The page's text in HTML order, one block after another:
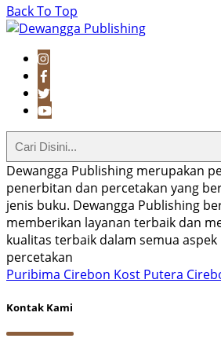
Back To Top
Dewangga Publishing merupakan
penerbitan dan percetakan yang
jenis buku. Dewangga Publishing
memberikan layanan terbaik dan
kualitas terbaik dalam semua
percetakan
Puribima Cirebon Kost Putera
Kontak Kami